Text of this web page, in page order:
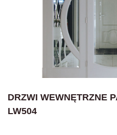
DRZWI WEWNĘTRZNE
LW504